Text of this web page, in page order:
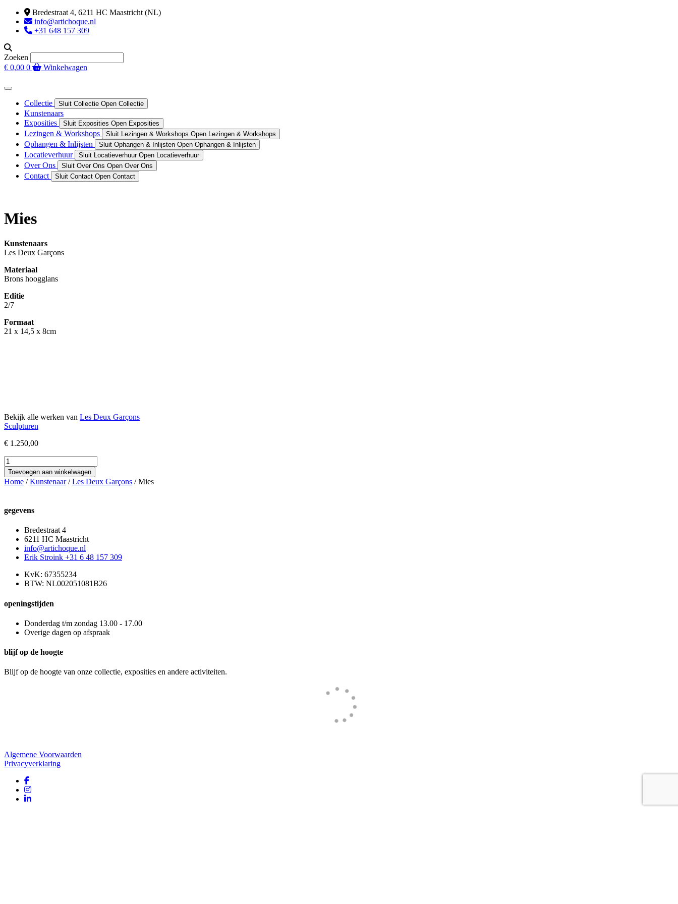
naar
Bredestraat 4, 6211 HC Maastricht (NL)
info@artichoque.nl
+31 648 157 309
Zoeken
€ 0,00 0 Winkelwagen
Collectie Sluit Collectie Open Collectie
Kunstenaars
Exposities
Sluit Exposities Open Exposities
Lezingen & Workshops Sluit Lezingen & Workshops Open Lezingen & Workshops
Ophangen & Inlijsten Sluit Ophangen & Inlijsten Open Ophangen & Inlijsten
Locatieverhuur Sluit Locatieverhuur Open Locatieverhuur
Over Ons Sluit Over Ons Open Over Ons
Contact Sluit Contact Open Contact
Mies
Kunstenaars
Les Deux Garçons
Materiaal
Brons hoogglans
Editie
2/7
Formaat
21 x 14,5 x 8cm
Bekijk alle werken van Les Deux Garçons
Sculpturen
€ 1.250,00
Mies
aantal
Toevoegen aan winkelwagen
Home /Kunstenaar/Les Deux Garçons / Mies
gegevens
Bredestraat 4
6211 HC Maastricht
info@artichoque.nl
Erik Stroink +31 6 48 157 309
KvK: 67355234
BTW: NL002051081B26
openingstijden
Donderdag t/m zondag 13.00 - 17.00
Overige dagen op afspraak
blijf op de hoogte
Blijf op de hoogte van onze collectie, exposities en andere activiteiten.
Algemene Voorwaarden
Privacyverklaring